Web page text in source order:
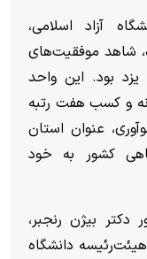
آزاد اسلامی،
شاهد موفقیت‌های
یزد بود. این واحد
و کسب هفت رتبه
عنوان استان
واحد دانشگاهی کشور به خود
دکتر بیژن رنجبر،
دانشگاه